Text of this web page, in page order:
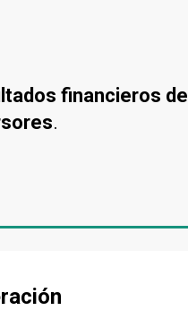
financieros del
.